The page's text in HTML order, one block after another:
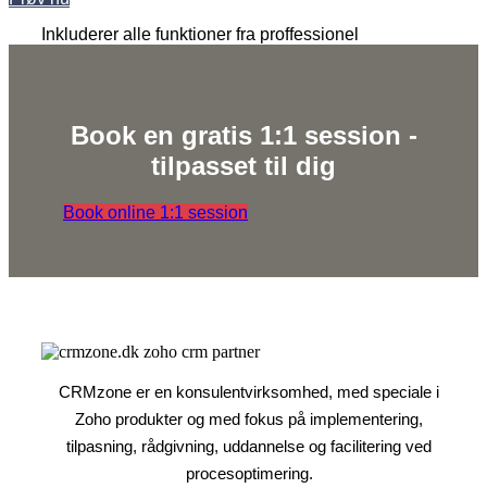
Inkluderer alle funktioner fra proffessionel​​
Book en gratis 1:1 session -
tilpasset til dig
Book online 1:1 session
CRMzone er en konsulentvirksomhed, med speciale i
Zoho produkter og med fokus på implementering,
tilpasning, rådgivning, uddannelse og facilitering ved
procesoptimering.​​